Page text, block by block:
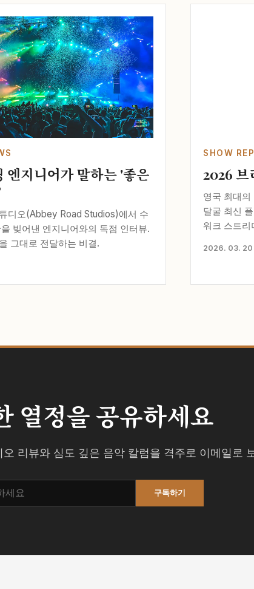
엔지니어가 말하는 '좋은
디오(Abbey Road Studios)에서 수
빚어낸 엔지니어와의 독점 인터뷰.
그대로 전달하는 비결.
SHOW
2026 브
영국 최대의
달굴 최신
워크 스트리
2026. 03. 20
열정을 공유하세요
리뷰와 심도 깊은 음악 칼럼을 격주로 이메일로
구독하기